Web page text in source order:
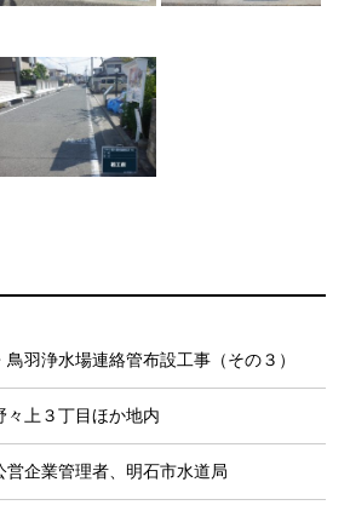
鳥羽浄水場連絡管布設工事（その３）
々上３丁目ほか地内
営企業管理者、明石市水道局